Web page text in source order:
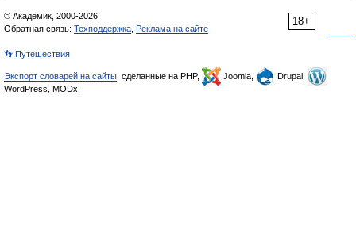
18+
© Академик, 2000-2026
Обратная связь: Техподдержка Реклама на сайте
👣 Путешествия
Экспорт словарей на сайты , сделанные на PHP, Joomla,
Drupal,
WordPress, MODx.